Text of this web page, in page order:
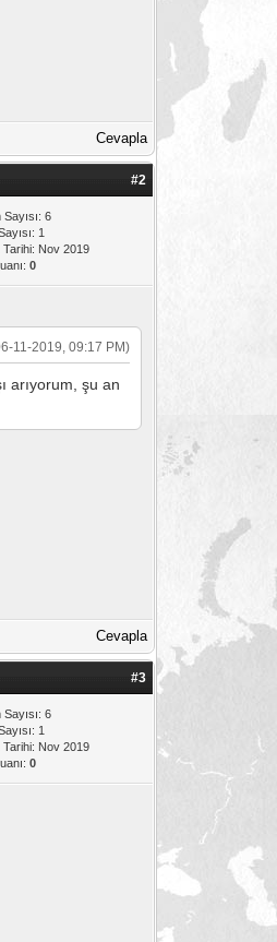
Cevapla
#2
Sayısı: 6
1
Tarihi: Nov 2019
0
11-2019, 09:17 PM)
arıyorum, şu an
Cevapla
#3
Sayısı: 6
1
Tarihi: Nov 2019
0